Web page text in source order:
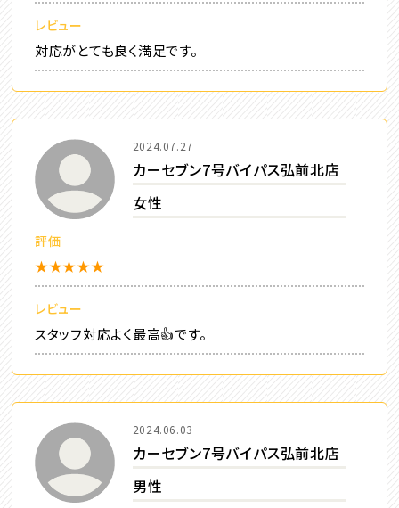
レビュー
対応がとても良く満足です。
2024.07.27
カーセブン7号バイパス弘前北店
女性
評価
★★★★★
レビュー
スタッフ対応よく最高👍です。
2024.06.03
カーセブン7号バイパス弘前北店
男性